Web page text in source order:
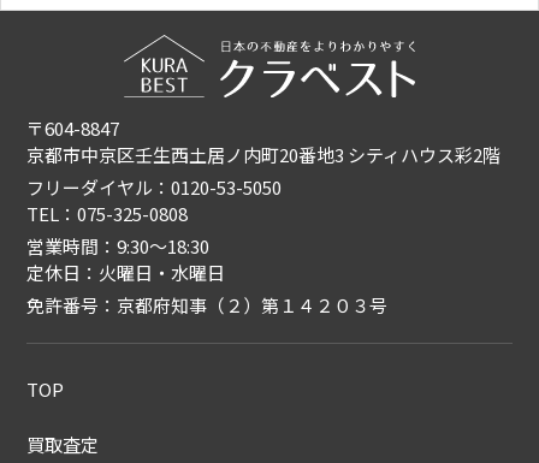
〒604-8847
京都市中京区壬生西土居ノ内町20番地3 シティハウス彩2階
フリーダイヤル：0120-53-5050
TEL：075-325-0808
営業時間：9:30〜18:30
定休日：火曜日・水曜日
免許番号：京都府知事（２）第１４２０３号
TOP
買取査定